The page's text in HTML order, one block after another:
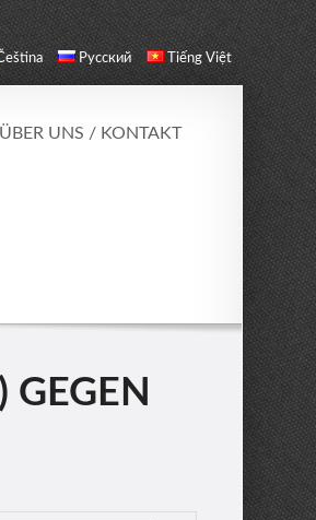
Русский Tiếng Việt
ÜBER UNS / KONTAKT